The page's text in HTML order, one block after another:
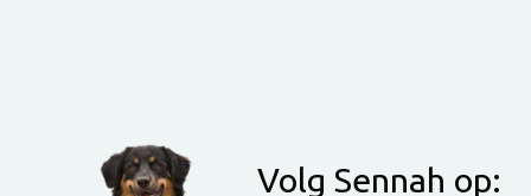
Volg Sennah op: